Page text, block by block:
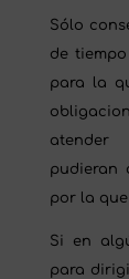
Sólo
de
para la
atender
pudieran
por la
Si en
para